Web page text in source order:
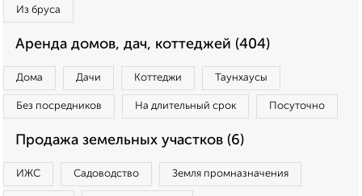
Из бруса
Аренда домов, дач, коттеджей (404)
Дома Дачи Коттеджи Таунхаусы
Без посредников На длительный срок Посуточно
Продажа земельных участков (6)
ИЖС Садоводство Земля промназначения